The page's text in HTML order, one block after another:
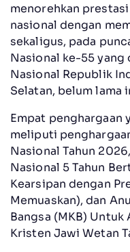
menorehkan
nasional dengan
sekaligus, pada
Nasional ke-55
Nasional Republik
Selatan, belum lama
Empat penghargaan
meliputi
Nasional Tahun
Nasional 5 Tahun
Kearsipan dengan
Memuaskan), dan
Bangsa (MKB)
Kristen Jawi Wetan